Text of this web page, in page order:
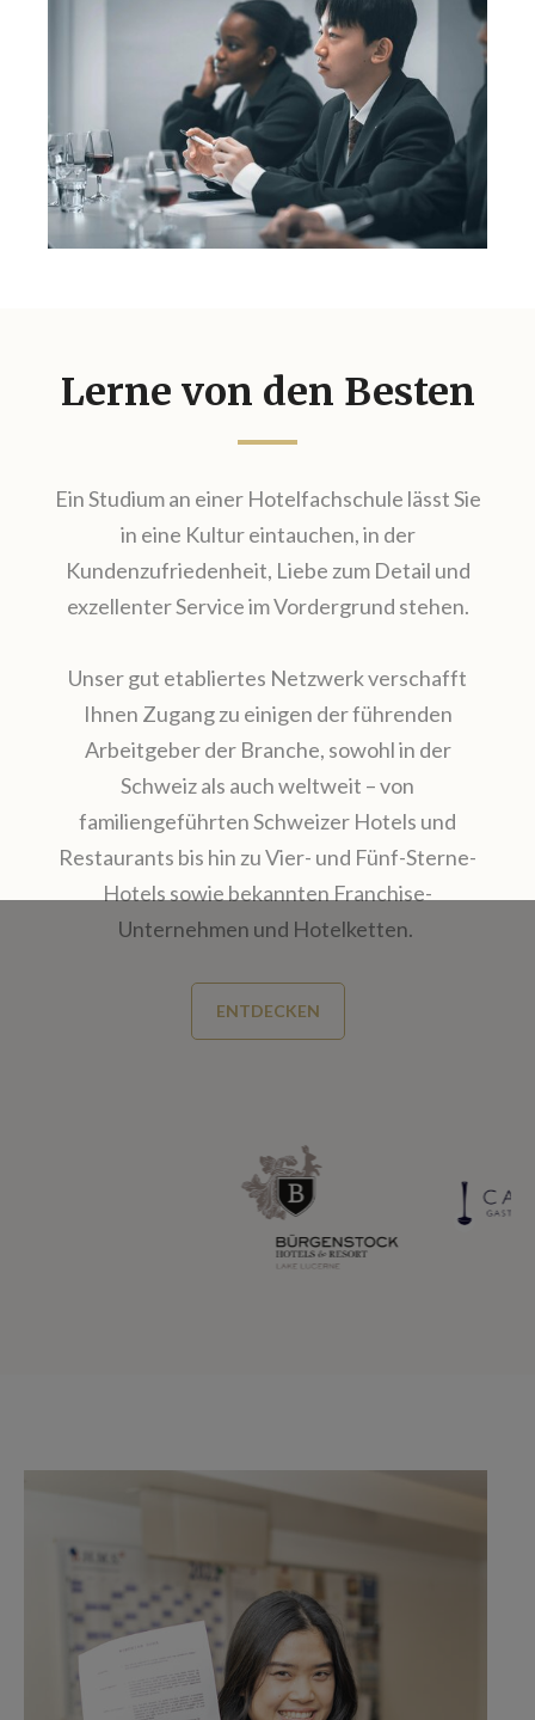
Lerne von den Besten
Ein Studium an einer Hotelfachschule lässt Sie
in eine Kultur eintauchen, in der
Kundenzufriedenheit, Liebe zum Detail und
exzellenter Service im Vordergrund stehen.
Unser gut etabliertes Netzwerk verschafft
Ihnen Zugang zu einigen der führenden
Arbeitgeber der Branche, sowohl in der
Schweiz als auch weltweit – von
familiengeführten Schweizer Hotels und
Restaurants bis hin zu Vier- und Fünf-Sterne-
Hotels sowie bekannten Franchise-
Unternehmen und Hotelketten.
ENTDECKEN